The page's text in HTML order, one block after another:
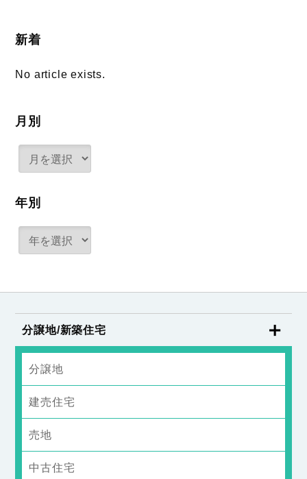
新着
No article exists.
月別
年別
分譲地/新築住宅
分譲地
建売住宅
売地
中古住宅